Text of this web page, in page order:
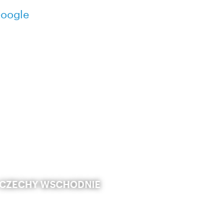
CZECHY WSCHODNIE